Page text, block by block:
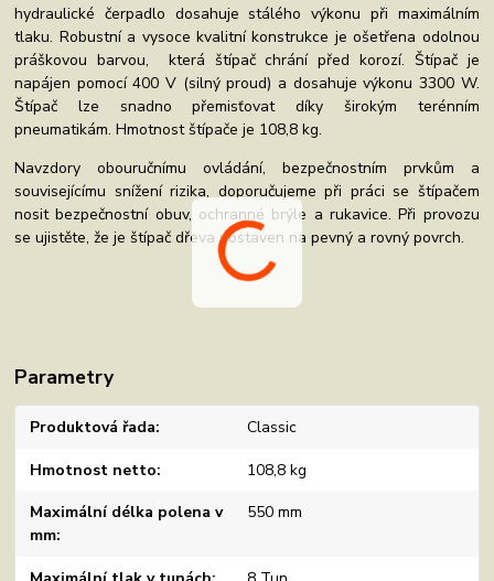
hydraulické čerpadlo dosahuje stálého výkonu při maximálním
tlaku. Robustní a vysoce kvalitní konstrukce je ošetřena odolnou
práškovou barvou, která štípač chrání před korozí. Štípač je
napájen pomocí 400 V (silný proud) a dosahuje výkonu 3300 W.
Štípač lze snadno přemisťovat díky širokým terénním
pneumatikám. Hmotnost štípače je 108,8 kg.
Navzdory obouručnímu ovládání, bezpečnostním prvkům a
souvisejícímu snížení rizika, doporučujeme při práci se štípačem
nosit bezpečnostní obuv, ochranné brýle a rukavice. Při provozu
se ujistěte, že je štípač dřeva postaven na pevný a rovný povrch.
Parametry
Produktová řada Classic
Hmotnost netto 108,8 kg
Maximální délka polena v
mm
550 mm